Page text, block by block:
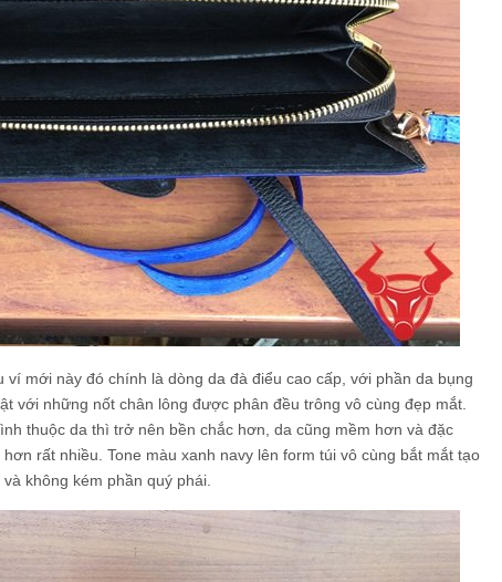
mới này đó chính là dòng da đà điểu cao cấp, với phần da bụng
với những nốt chân lông được phân đều trông vô cùng đẹp mắt.
thuộc da thì trở nên bền chắc hơn, da cũng mềm hơn và đặc
rất nhiều. Tone màu xanh navy lên form túi vô cùng bắt mắt tạo
không kém phần quý phái.